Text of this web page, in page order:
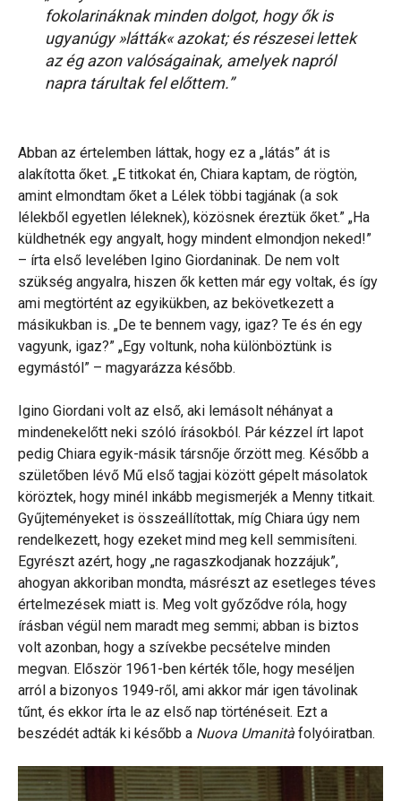
fokolarináknak minden dolgot, hogy ők is
ugyanúgy »látták« azokat; és részesei lettek
az ég azon valóságainak, amelyek napról
napra tárultak fel előttem.”
Abban az értelemben láttak, hogy ez a „látás” át is
alakította őket. „E titkokat én, Chiara kaptam, de rögtön,
amint elmondtam őket a Lélek többi tagjának (a sok
lélekből egyetlen léleknek), közösnek éreztük őket.” „Ha
küldhetnék egy angyalt, hogy mindent elmondjon neked!”
– írta első levelében Igino Giordaninak. De nem volt
szükség angyalra, hiszen ők ketten már egy voltak, és így
ami megtörtént az egyikükben, az bekövetkezett a
másikukban is. „De te bennem vagy, igaz? Te és én egy
vagyunk, igaz?” „Egy voltunk, noha különböztünk is
egymástól” – magyarázza később.
Igino Giordani volt az első, aki lemásolt néhányat a
mindenekelőtt neki szóló írásokból. Pár kézzel írt lapot
pedig Chiara egyik-másik társnője őrzött meg. Később a
születőben lévő Mű első tagjai között gépelt másolatok
köröztek, hogy minél inkább megismerjék a Menny titkait.
Gyűjteményeket is összeállítottak, míg Chiara úgy nem
rendelkezett, hogy ezeket mind meg kell semmisíteni.
Egyrészt azért, hogy „ne ragaszkodjanak hozzájuk”,
ahogyan akkoriban mondta, másrészt az esetleges téves
értelmezések miatt is. Meg volt győződve róla, hogy
írásban végül nem maradt meg semmi; abban is biztos
volt azonban, hogy a szívekbe pecsételve minden
megvan. Először 1961-ben kérték tőle, hogy meséljen
arról a bizonyos 1949-ről, ami akkor már igen távolinak
tűnt, és ekkor írta le az első nap történéseit. Ezt a
beszédét adták ki később a Nuova Umanità folyóiratban.